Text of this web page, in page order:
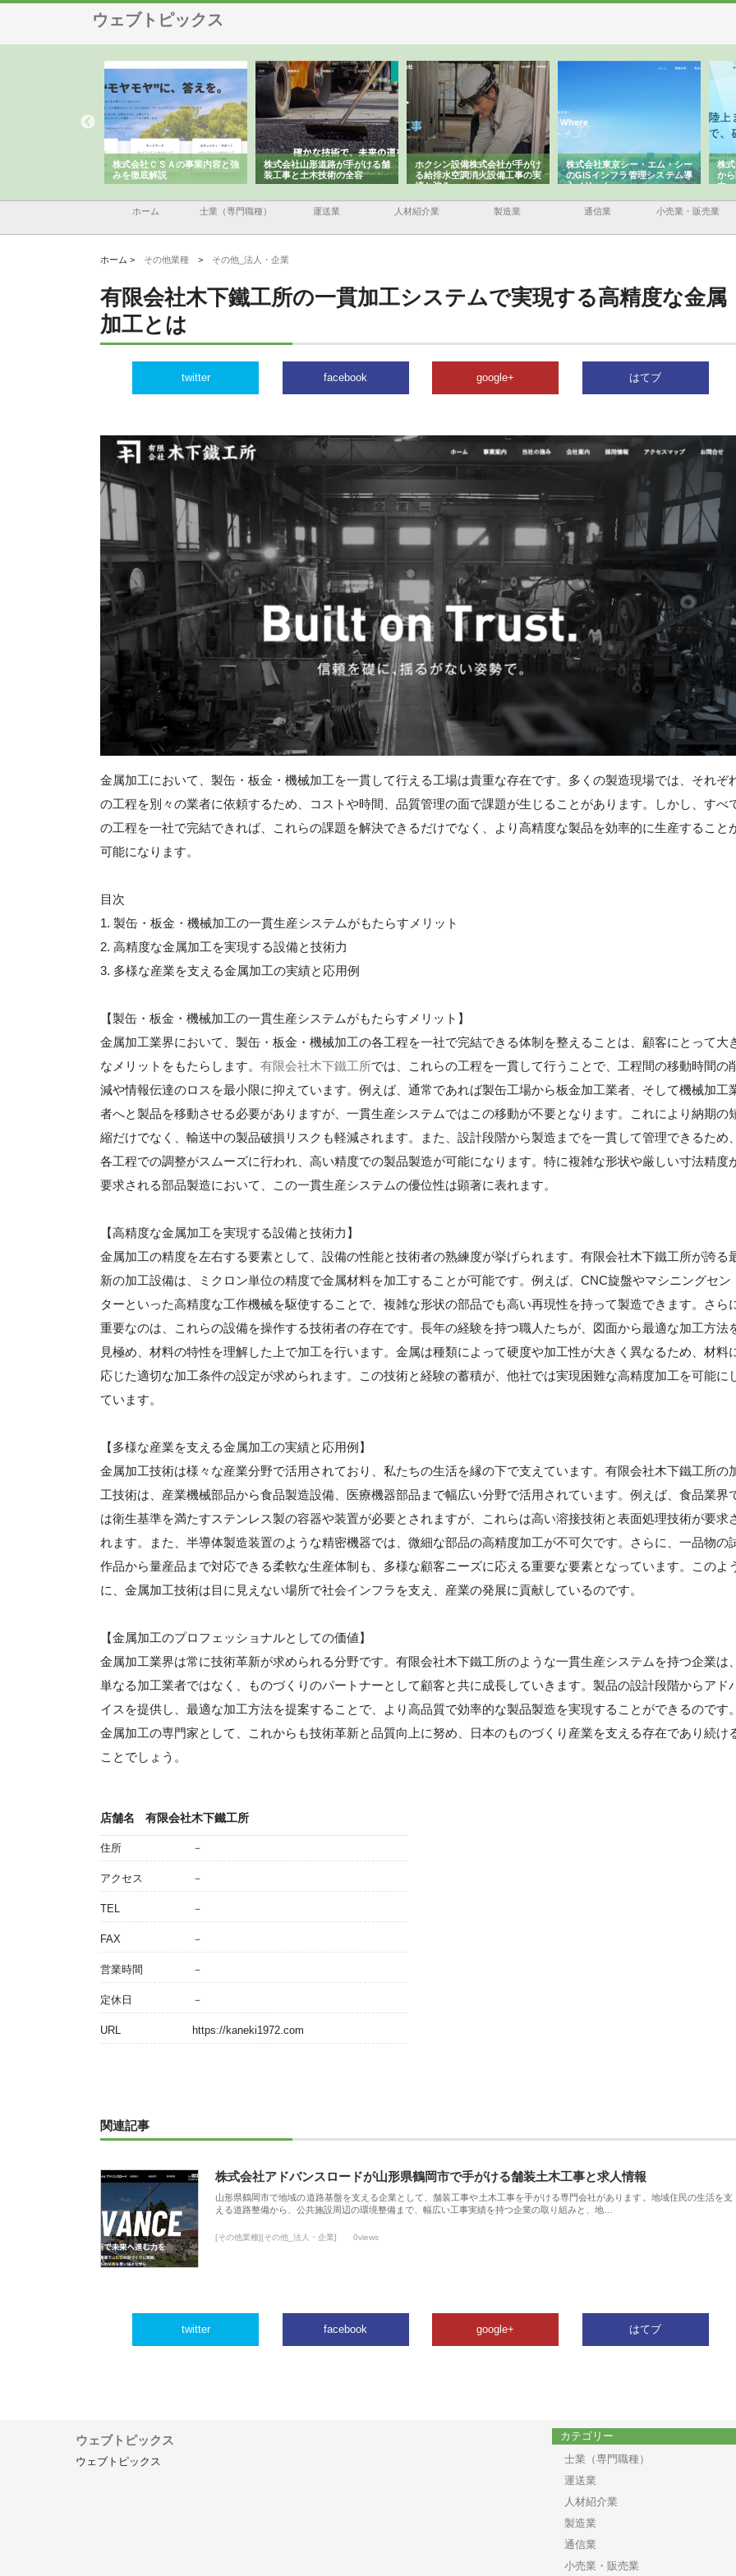
ウェブトピックス
株式会社ＣＳＡの事業内容と強
みを徹底解説
株式会社山形道路が手がける舗
装工事と土木技術の全容
ホクシン設備株式会社が手がけ
る給排水空調消火設備工事の実
績と強み
株式会社東京シー・エム・シー
のGISインフラ管理システム導
入メリット
株
か
由
ホーム 士業（専門職種） 運送業 人材紹介業 製造業 通信業 小売業・販売業
ホーム > その他業種 > その他_法人・企業
有限会社木下鐵工所の一貫加工システムで実現する高精度な金属
加工とは
twitter facebook google+ はてブ
金属加工において、製缶・板金・機械加工を一貫して行える工場は貴重な存在です。多くの製造現場では、それぞ
の工程を別々の業者に依頼するため、コストや時間、品質管理の面で課題が生じることがあります。しかし、すべ
の工程を一社で完結できれば、これらの課題を解決できるだけでなく、より高精度な製品を効率的に生産すること
可能になります。
目次
1. 製缶・板金・機械加工の一貫生産システムがもたらすメリット
2. 高精度な金属加工を実現する設備と技術力
3. 多様な産業を支える金属加工の実績と応用例
【製缶・板金・機械加工の一貫生産システムがもたらすメリット】
金属加工業界において、製缶・板金・機械加工の各工程を一社で完結できる体制を整えることは、顧客にとって大
なメリットをもたらします。 有限会社木下鐵工所では、これらの工程を一貫して行うことで、工程間の移動時間の
減や情報伝達のロスを最小限に抑えています。例えば、通常であれば製缶工場から板金加工業者、そして機械加工
者へと製品を移動させる必要がありますが、一貫生産システムではこの移動が不要となります。これにより納期の
縮だけでなく、輸送中の製品破損リスクも軽減されます。また、設計段階から製造までを一貫して管理できるため、
各工程での調整がスムーズに行われ、高い精度での製品製造が可能になります。特に複雑な形状や厳しい寸法精度
要求される部品製造において、この一貫生産システムの優位性は顕著に表れます。
【高精度な金属加工を実現する設備と技術力】
金属加工の精度を左右する要素として、設備の性能と技術者の熟練度が挙げられます。有限会社木下鐵工所が誇る
新の加工設備は、ミクロン単位の精度で金属材料を加工することが可能です。例えば、CNC旋盤やマシニングセン
ターといった高精度な工作機械を駆使することで、複雑な形状の部品でも高い再現性を持って製造できます。さら
重要なのは、これらの設備を操作する技術者の存在です。長年の経験を持つ職人たちが、図面から最適な加工方法
見極め、材料の特性を理解した上で加工を行います。金属は種類によって硬度や加工性が大きく異なるため、材料
応じた適切な加工条件の設定が求められます。この技術と経験の蓄積が、他社では実現困難な高精度加工を可能に
ています。
【多様な産業を支える金属加工の実績と応用例】
金属加工技術は様々な産業分野で活用されており、私たちの生活を縁の下で支えています。有限会社木下鐵工所の
工技術は、産業機械部品から食品製造設備、医療機器部品まで幅広い分野で活用されています。例えば、食品業界
は衛生基準を満たすステンレス製の容器や装置が必要とされますが、これらは高い溶接技術と表面処理技術が要求
れます。また、半導体製造装置のような精密機器では、微細な部品の高精度加工が不可欠です。さらに、一品物の
作品から量産品まで対応できる柔軟な生産体制も、多様な顧客ニーズに応える重要な要素となっています。このよ
に、金属加工技術は目に見えない場所で社会インフラを支え、産業の発展に貢献しているのです。
【金属加工のプロフェッショナルとしての価値】
金属加工業界は常に技術革新が求められる分野です。有限会社木下鐵工所のような一貫生産システムを持つ企業は、
単なる加工業者ではなく、ものづくりのパートナーとして顧客と共に成長していきます。製品の設計段階からアド
イスを提供し、最適な加工方法を提案することで、より高品質で効率的な製品製造を実現することができるのです。
金属加工の専門家として、これからも技術革新と品質向上に努め、日本のものづくり産業を支える存在であり続け
ことでしょう。
店舗名 有限会社木下鐵工所
住所 －
アクセス －
TEL －
FAX －
営業時間 －
定休日 －
URL https://kaneki1972.com
関連記事
株式会社アドバンスロードが山形県鶴岡市で手がける舗装土木工事と求人情報
山形県鶴岡市で地域の道路基盤を支える企業として、舗装工事や土木工事を手がける専門会社があります。地域住民の生活を支
える道路整備から、公共施設周辺の環境整備まで、幅広い工事実績を持つ企業の取り組みと、地…
[その他業種][その他_法人・企業] 0views
twitter facebook google+ はてブ
ウェブトピックス
ウェブトピックス
カテゴリー
士業（専門職種）
運送業
人材紹介業
製造業
通信業
小売業・販売業